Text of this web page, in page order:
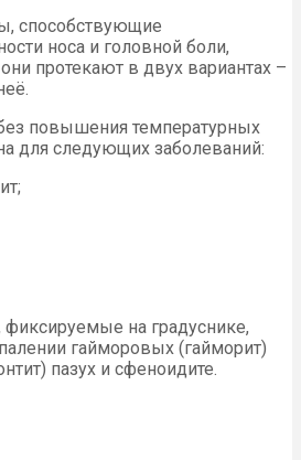
способствующие
носа и головной боли,
протекают в двух вариантах –
повышения температурных
для следующих заболеваний:
на градуснике,
гайморовых (гайморит)
пазух и сфеноидите.